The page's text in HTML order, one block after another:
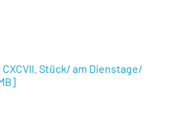
CXCVII. Stück/ am Dienstage/
]